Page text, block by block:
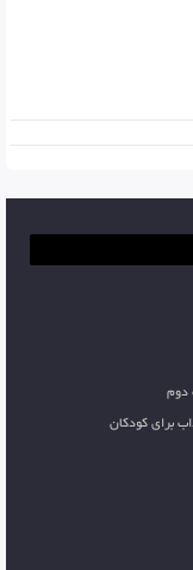
دوم
برای کودکان